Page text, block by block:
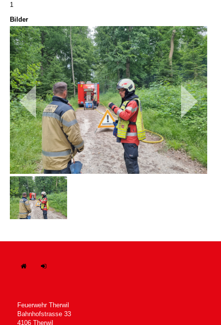
1
Bilder
Feuerwehr Therwil
Bahnhofstrasse 33
4106 Therwil